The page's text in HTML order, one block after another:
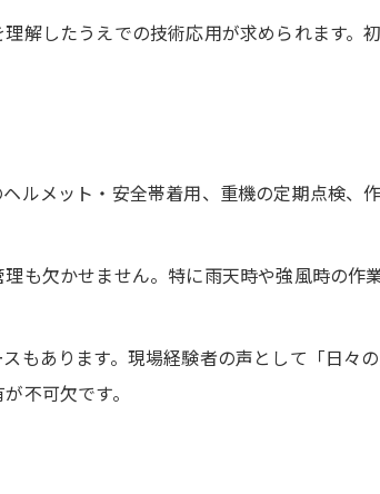
場で必要な基礎知識の整理
場の安全管理と注意点
したうえでの技術応用が求められます。
ルメット・安全帯着用、重機の定期点検、
も欠かせません。特に雨天時や強風時の作
もあります。現場経験者の声として「日々
不可欠です。